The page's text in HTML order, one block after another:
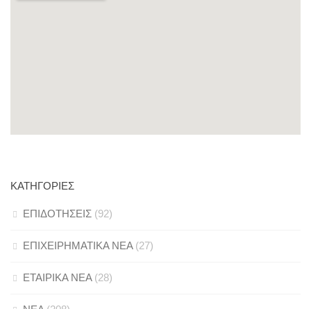
ΚΑΤΗΓΟΡΊΕΣ
ΕΠΙΔΟΤΗΣΕΙΣ (92)
ΕΠΙΧΕΙΡΗΜΑΤΙΚΑ ΝΕΑ(27)
ΕΤΑΙΡΙΚΑ ΝΕΑ(28)